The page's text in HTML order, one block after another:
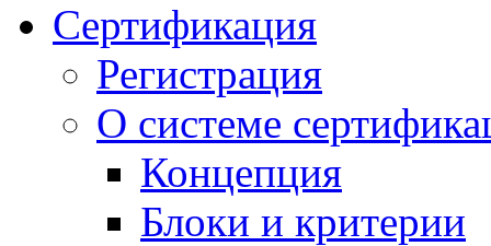
Сертификация
Регистрация
О системе
Концепция
Блоки и критерии